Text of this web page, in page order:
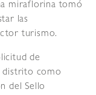
miraflorina tomó
las
turismo.
de
distrito como
del Sello